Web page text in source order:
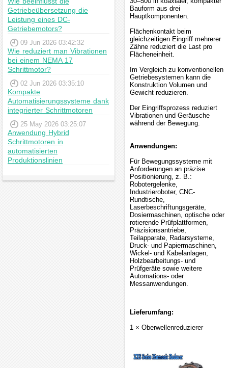
Getriebeübersetzung die
Leistung eines DC-
Getriebemotors?
09 Jun 2026 03:42:32
Wie reduziert man Vibrationen
bei einem NEMA 17
Schrittmotor?
02 Jun 2026 03:35:10
Kompakte
Automatisierungssysteme dank
integrierter Schrittmotoren
25 May 2026 03:25:07
Anwendung Hybrid
Schrittmotoren in
automatisierten
Produktionslinien
Bauform aus drei
Hauptkomponenten.
Flächenkontakt beim
gleichzeitigen Eingriff mehrerer
Zähne reduziert die Last pro
Flächeneinheit.
Im Vergleich zu konventionellen
Getriebesystemen kann die
Konstruktion Volumen und
Gewicht reduzieren.
Der Eingriffsprozess reduziert
Vibrationen und Geräusche
während der Bewegung.
Anwendungen:
Für Bewegungssysteme mit
Anforderungen an präzise
Positionierung, z. B.:
Robotergelenke,
Industrieroboter, CNC-
Rundtische,
Laserbeschriftungsgeräte,
Dosiermaschinen, optische oder
rotierende Prüfplattformen,
Präzisionsantriebe,
Teilapparate, Radarsysteme,
Druck- und Papiermaschinen,
Wickel- und Kabelanlagen,
Holzbearbeitungs- und
Prüfgeräte sowie weitere
Automations- oder
Messanwendungen.
Lieferumfang:
1 × Oberwellenreduzierer